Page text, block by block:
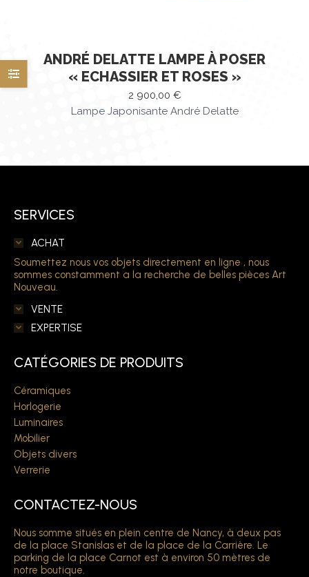
ANDRÉ DELATTE LAMPE À POSER
« ECHASSIER ET ROSES »
2 900,00 €
Lampe Japonisante André Delatte
SERVICES
ACHAT
Soumettez nous vos objets directement en ligne , nous
sommes constamment a la recherche de belles pièces Art
Nouveau.
VENTE
EXPERTISE
CATÉGORIES DE PRODUITS
Céramiques
Horlogerie
Luminaires
Mobilier
Objets divers
Verrerie
CONTACTEZ-NOUS
Nous somme situés en plein centre de Nancy, à deux pas
de la place Stanislas et de la place de la Carrière. Le
parking de la place Carnot est à environ 50 mètres de
notre boutique.